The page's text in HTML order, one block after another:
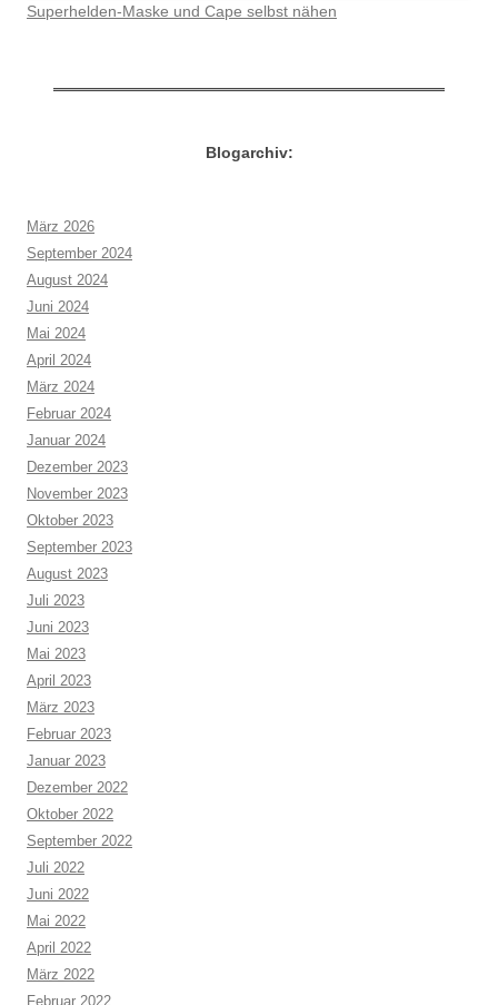
Superhelden-Maske und Cape selbst nähen
Blogarchiv:
März 2026
September 2024
August 2024
Juni 2024
Mai 2024
April 2024
März 2024
Februar 2024
Januar 2024
Dezember 2023
November 2023
Oktober 2023
September 2023
August 2023
Juli 2023
Juni 2023
Mai 2023
April 2023
März 2023
Februar 2023
Januar 2023
Dezember 2022
Oktober 2022
September 2022
Juli 2022
Juni 2022
Mai 2022
April 2022
März 2022
Februar 2022